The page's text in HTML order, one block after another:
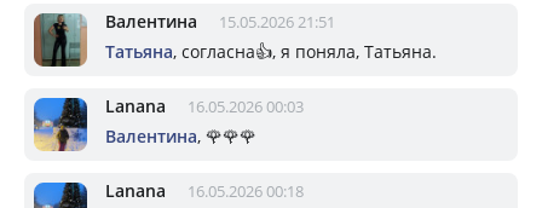
Валентина 15.05.2026 21:51
Татьяна, согласна👍, я поняла, Татьяна.
Lanana 16.05.2026 00:03
Валентина, 🌹🌹🌹
Lanana 16.05.2026 00:18